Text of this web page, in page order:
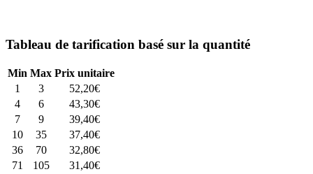
Tableau de tarification basé sur la quantité
Min Max Prix unitaire
1
3 52,20€
4
6 43,30€
7
9 39,40€
10
35 37,40€
36
70 32,80€
71
105 31,40€